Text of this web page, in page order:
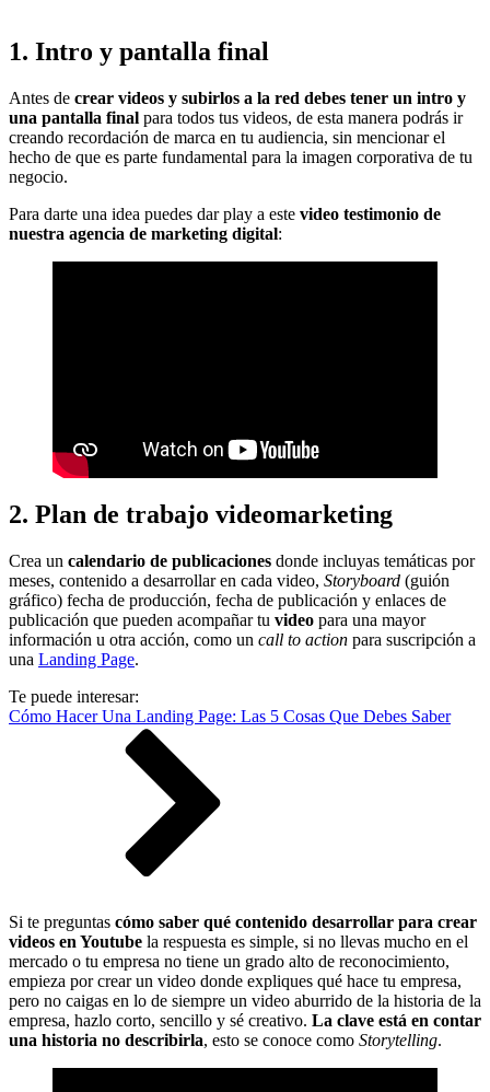
1. Intro y pantalla final
Antes de crear videos y subirlos a la red debes tener un intro y
una pantalla final para todos tus videos, de esta manera podrás ir
creando recordación de marca en tu audiencia, sin mencionar el
hecho de que es parte fundamental para la imagen corporativa de tu
negocio.
Para darte una idea puedes dar play a este video testimonio de
nuestra agencia de marketing digital:
2. Plan de trabajo videomarketing
Crea un calendario de publicaciones donde incluyas temáticas por
meses, contenido a desarrollar en cada video, Storyboard (guión
gráfico) fecha de producción, fecha de publicación y enlaces de
publicación que pueden acompañar tu video para una mayor
información u otra acción, como un call to action para suscripción a
una Landing Page.
Te puede interesar:
Cómo Hacer Una Landing Page: Las 5 Cosas Que Debes Saber
Si te preguntas cómo saber qué contenido desarrollar para crear
videos en Youtube la respuesta es simple, si no llevas mucho en el
mercado o tu empresa no tiene un grado alto de reconocimiento,
empieza por crear un video donde expliques qué hace tu empresa,
pero no caigas en lo de siempre un video aburrido de la historia de la
empresa, hazlo corto, sencillo y sé creativo. La clave está en contar
una historia no describirla, esto se conoce como Storytelling.